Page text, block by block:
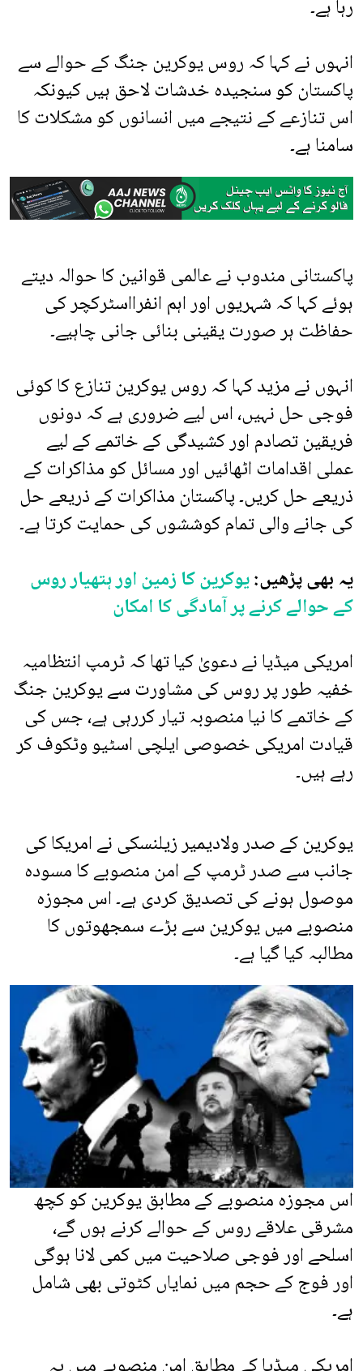
رہا ہے۔
انہوں نے کہا کہ روس یوکرین جنگ کے حوالے سے
پاکستان کو سنجیدہ خدشات لاحق ہیں کیونکہ
اس تنازعے کے نتیجے میں انسانوں کو مشکلات کا
سامنا ہے۔
پاکستانی مندوب نے عالمی قوانین کا حوالہ دیتے
ہوئے کہا کہ شہریوں اور اہم انفرااسٹرکچر کی
حفاظت ہر صورت یقینی بنائی جانی چاہیے۔
انہوں نے مزید کہا کہ روس یوکرین تنازع کا کوئی
فوجی حل نہیں، اس لیے ضروری ہے کہ دونوں
فریقین تصادم اور کشیدگی کے خاتمے کے لیے
عملی اقدامات اٹھائیں اور مسائل کو مذاکرات کے
ذریعے حل کریں۔ پاکستان مذاکرات کے ذریعے حل
کی جانے والی تمام کوششوں کی حمایت کرتا ہے۔
یہ بھی پڑھیں:یوکرین کا زمین اور ہتھیار روس
کے حوالے کرنے پر آمادگی کا امکان
امریکی میڈیا نے دعویٰ کیا تھا کہ ٹرمپ انتظامیہ
خفیہ طور پر روس کی مشاورت سے یوکرین جنگ
کے خاتمے کا نیا منصوبہ تیار کررہی ہے، جس کی
قیادت امریکی خصوصی ایلچی اسٹیو وٹکوف کر
رہے ہیں۔
یوکرین کے صدر ولادیمیر زیلنسکی نے امریکا کی
جانب سے صدر ٹرمپ کے امن منصوبے کا مسودہ
موصول ہونے کی تصدیق کردی ہے۔ اس مجوزہ
منصوبے میں یوکرین سے بڑے سمجھوتوں کا
مطالبہ کیا گیا ہے۔
اس مجوزہ منصوبے کے مطابق یوکرین کو کچھ
مشرقی علاقے روس کے حوالے کرنے ہوں گے،
اسلحے اور فوجی صلاحیت میں کمی لانا ہوگی
اور فوج کے حجم میں نمایاں کٹوتی بھی شامل
ہے۔